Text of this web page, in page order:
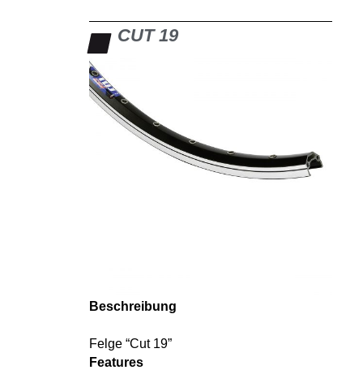
CUT 19
Beschreibung
Felge “Cut 19”
Features